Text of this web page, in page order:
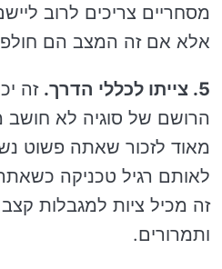
מסחריים צריכים לרוב
אלא אם זה המצב הם
5. צייתו לכללי הדרך.
זה
הרושם של סוגיה לא חושב
מאוד לזכור שאתה פשוט
לאותם רגיל טכניקה
זה מכיל ציות למגבלות
ותמרורים.